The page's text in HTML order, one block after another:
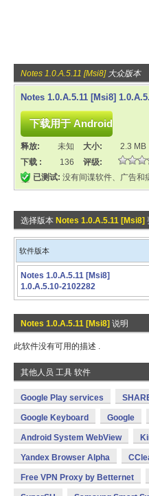
Notes 1.0.A.5.11 [Msi8]大众版本
Notes 1.0.A.5.11 [Msi8]
释放: 未知 大小:
2.3 MB
下载 :
136
评级:
已测试: 没有间谍软件、广告和
选择版本 Notes 1.0.A.5.11 [Msi8]
软件版本
Notes 1.0.A.5.11 [Msi8]
1.0.A.5.10-2102282
Notes 1.0.A.5.11 [Msi8] 说明
此软件没有可用的描述 .
其他人员 工具 软件
Google Play services
Google Keyboard Google
Android System WebView
Yandex Browser Alpha
Free VPN Proxy by Betternet